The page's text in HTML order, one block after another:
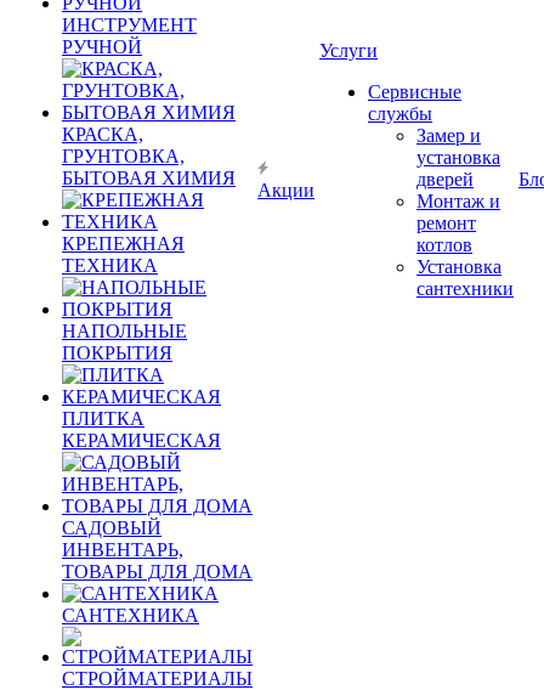
ИНСТРУМЕНТ
РУЧНОЙ
КРАСКА,
ГРУНТОВКА,
БЫТОВАЯ ХИМИЯ
КРЕПЕЖНАЯ
ТЕХНИКА
НАПОЛЬНЫЕ
ПОКРЫТИЯ
ПЛИТКА
КЕРАМИЧЕСКАЯ
САДОВЫЙ
ИНВЕНТАРЬ,
ТОВАРЫ ДЛЯ ДОМА
САНТЕХНИКА
СТРОЙМАТЕРИАЛЫ
Акции
Услуги
Сервисные
службы
Замер и
установка
дверей
Монтаж и
ремонт
котлов
Установка
сантехники